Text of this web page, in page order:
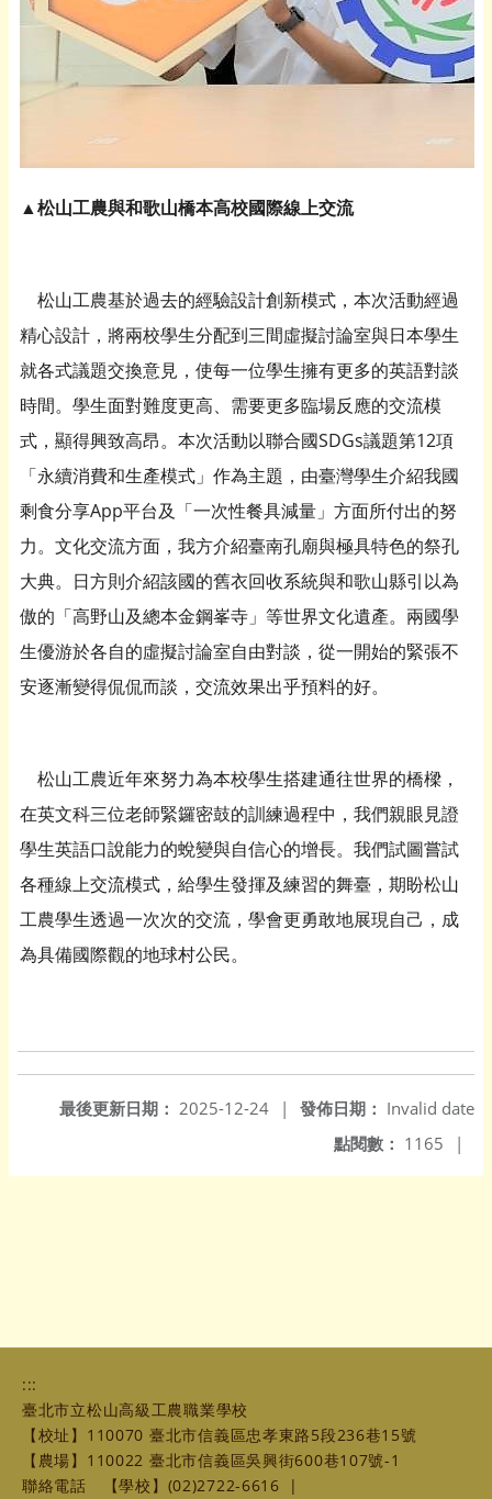
▲松山工農與和歌山橋本高校國際線上交流
松山工農基於過去的經驗設計創新模式，本次活動經過
精心設計，將兩校學生分配到三間虛擬討論室與日本學生
就各式議題交換意見，使每一位學生擁有更多的英語對談
時間。學生面對難度更高、需要更多臨場反應的交流模
式，顯得興致高昂。本次活動以聯合國SDGs議題第12項
「永續消費和生產模式」作為主題，由臺灣學生介紹我國
剩食分享App平台及「一次性餐具減量」方面所付出的努
力。文化交流方面，我方介紹臺南孔廟與極具特色的祭孔
大典。日方則介紹該國的舊衣回收系統與和歌山縣引以為
傲的「高野山及總本金鋼峯寺」等世界文化遺產。兩國學
生優游於各自的虛擬討論室自由對談，從一開始的緊張不
安逐漸變得侃侃而談，交流效果出乎預料的好。
松山工農近年來努力為本校學生搭建通往世界的橋樑，
在英文科三位老師緊鑼密鼓的訓練過程中，我們親眼見證
學生英語口說能力的蛻變與自信心的增長。我們試圖嘗試
各種線上交流模式，給學生發揮及練習的舞臺，期盼松山
工農學生透過一次次的交流，學會更勇敢地展現自己，成
為具備國際觀的地球村公民。
發佈日期： Invalid date
最後更新日期： 2025-12-24
|
點閱數： 1165 |
:::
臺北市立松山高級工農職業學校
【校址】110070 臺北市信義區忠孝東路5段236巷15號
【農場】110022 臺北市信義區吳興街600巷107號-1
聯絡電話
【學校】(02)2722-6616 |